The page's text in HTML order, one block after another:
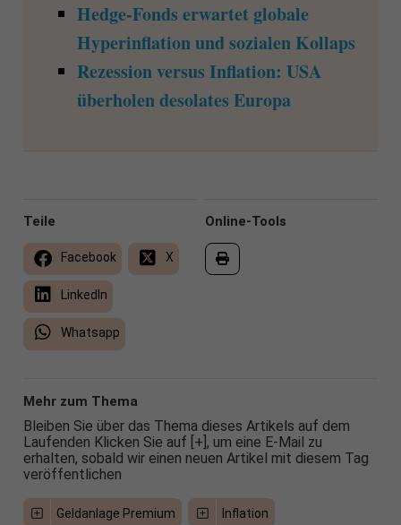
Hedge-Fonds erwartet globale
Hyperinflation und sozialen Kollaps
Rezession versus Inflation: USA
überholen desolates Europa
Online-Tools
Teile
Facebook X
LinkedIn
Whatsapp
Mehr zum Thema
Bleiben Sie über das Thema dieses Artikels auf dem
Laufenden Klicken Sie auf [+], um eine E-Mail zu
erhalten, sobald wir einen neuen Artikel mit diesem Tag
veröffentlichen
Geldanlage Premium Inflation